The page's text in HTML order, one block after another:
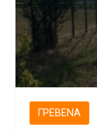
ΓΡΕΒΕΝΆ